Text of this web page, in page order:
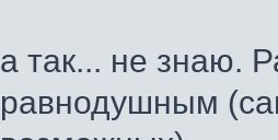
а так... не знаю.
равнодушным